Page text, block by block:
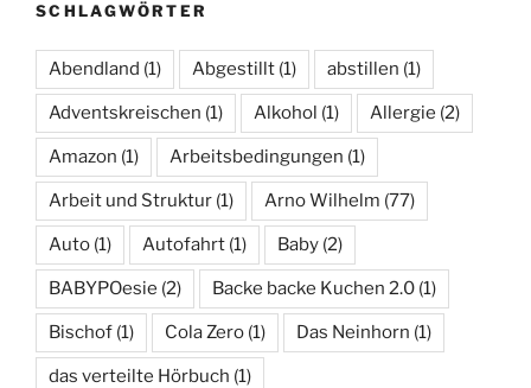
SCHLAGWÖRTER
Abendland (1) Abgestillt (1) abstillen (1)
Adventskreischen (1) Alkohol (1) Allergie (2)
Amazon (1) Arbeitsbedingungen (1)
Arbeit und Struktur (1) Arno Wilhelm (77)
Auto (1) Autofahrt (1) Baby (2)
BABYPOesie (2) Backe backe Kuchen 2.0 (1)
Bischof (1) Cola Zero (1) Das Neinhorn (1)
das verteilte Hörbuch (1)